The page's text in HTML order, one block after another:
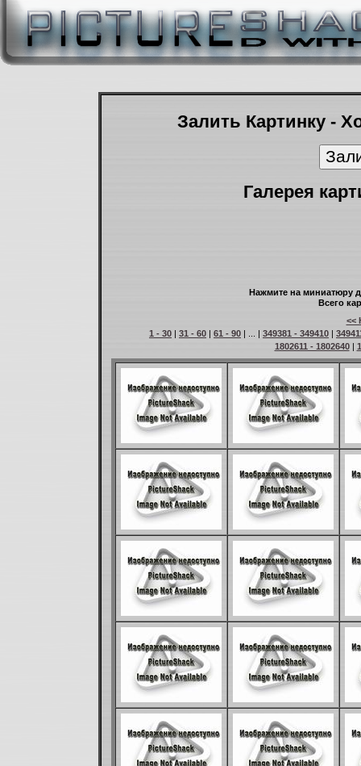
Залить Картинку -
Галерея
Нажмите на миниатюру
Всего
<<
1 - 30 | 31 - 60 | 61 - 90 | ... | 349381 - 349410 |
1802611 - 1802640|